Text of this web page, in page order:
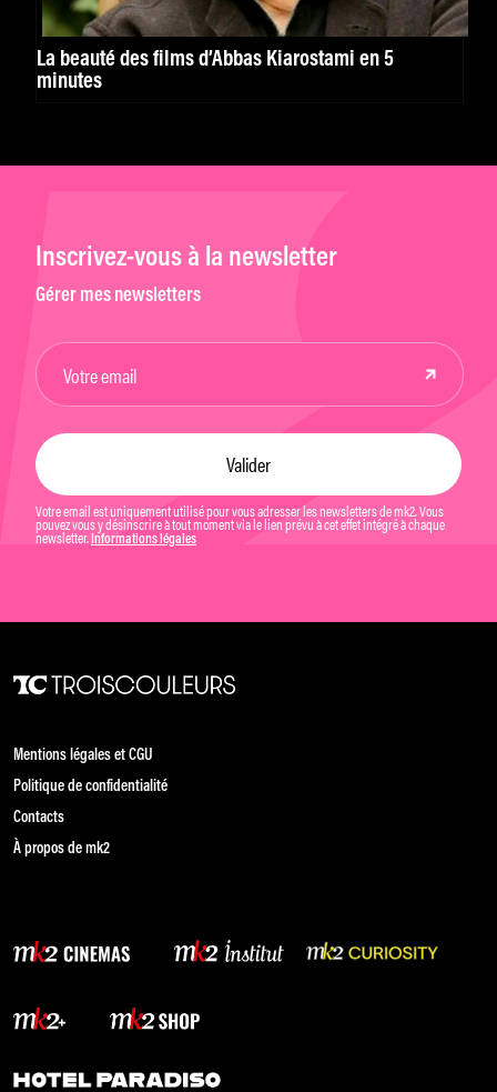
La beauté des films d’Abbas Kiarostami en 5
minutes
Inscrivez-vous à la newsletter
Gérer mes newsletters
Votre email est uniquement utilisé pour vous adresser les newsletters de mk2. Vous
pouvez vous y désinscrire à tout moment via le lien prévu à cet effet intégré à chaque
newsletter. Informations légales
Mentions légales et CGU
Politique de confidentialité
Contacts
À propos de mk2